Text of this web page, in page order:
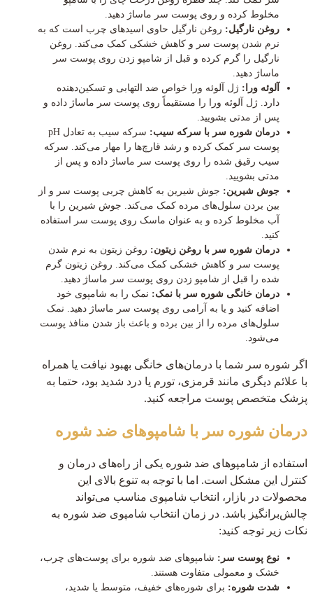
مخلوط کرده و روی پوست سر ماساژ دهید.
روغن نارگیل: روغن نارگیل حاوی اسیدهای چرب است که به
نرم شدن پوست سر و کاهش خشکی کمک می‌کند. روغن
نارگیل را گرم کرده و قبل از شامپو زدن روی پوست سر
ماساژ دهید.
آلوئه ورا: ژل آلوئه ورا خواص ضد التهابی و تسکین‌دهنده
دارد. ژل آلوئه ورا را مستقیماً روی پوست سر ماساژ داده و
پس از مدتی بشویید.
درمان شوره سر با سرکه سیب:
سرکه سیب به تعادل pH
پوست سر کمک کرده و رشد قارچ‌ها را مهار می‌کند. سرکه
سیب رقیق شده را روی پوست سر ماساژ داده و پس از
مدتی بشویید.
جوش شیرین: جوش شیرین به کاهش چربی پوست سر و از
بین بردن سلول‌های مرده کمک می‌کند. جوش شیرین را با
آب مخلوط کرده و به عنوان ماسک روی پوست سر استفاده
کنید.
درمان شوره سر با روغن زیتون: روغن زیتون به نرم شدن
پوست سر و کاهش خشکی کمک می‌کند. روغن زیتون گرم
شده را قبل از شامپو زدن روی پوست سر ماساژ دهید.
درمان خانگی شوره سر با نمک: نمک را به شامپوی خود
اضافه کنید و یا به آرامی روی پوست سر ماساژ دهید. نمک
سلول‌های مرده را از بین برده و باعث باز شدن منافذ پوست
می‌شود.
اگر شوره سر شما با درمان‌های خانگی بهبود نیافت یا همراه
با علائم دیگری مانند قرمزی، تورم یا درد شدید بود، حتما به
پزشک متخصص پوست مراجعه کنید.
درمان شوره سر با شامپوهای ضد شوره
استفاده از شامپوهای ضد شوره یکی از راه‌های درمان و
کنترل این مشکل است. اما با توجه به تنوع بالای این
محصولات در بازار، انتخاب شامپوی مناسب می‌تواند
چالش‌برانگیز باشد. در زمان انتخاب شامپوی ضد شوره به
نکات زیر توجه کنید:
نوع پوست سر: شامپوهای ضد شوره برای پوست‌های چرب،
خشک و معمولی متفاوت هستند.
شدت شوره: برای شوره‌های خفیف، متوسط یا شدید،